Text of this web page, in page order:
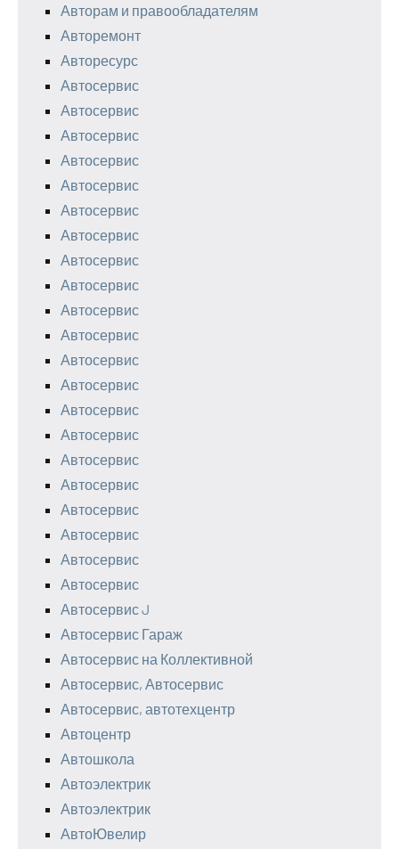
Авторам и правообладателям
Авторемонт
Авторесурс
Автосервис
Автосервис
Автосервис
Автосервис
Автосервис
Автосервис
Автосервис
Автосервис
Автосервис
Автосервис
Автосервис
Автосервис
Автосервис
Автосервис
Автосервис
Автосервис
Автосервис
Автосервис
Автосервис
Автосервис
Автосервис
Автосервис J
Автосервис Гараж
Автосервис на Коллективной
Автосервис, Автосервис
Автосервис, автотехцентр
Автоцентр
Автошкола
Автоэлектрик
Автоэлектрик
АвтоЮвелир